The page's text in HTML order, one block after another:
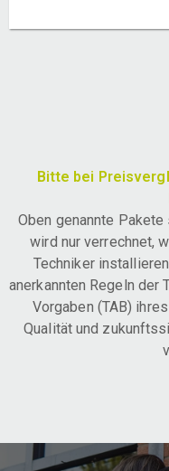
Bitte bei
Oben genannte
wird nur verrechnet,
Techniker
anerkannten Regeln der
Vorgaben (TAB)
Qualität und